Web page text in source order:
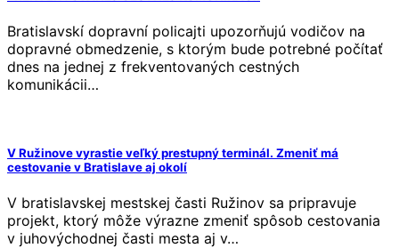
Bratislavskí dopravní policajti upozorňujú vodičov na
dopravné obmedzenie, s ktorým bude potrebné počítať
dnes na jednej z frekventovaných cestných
komunikácii…
V Ružinove vyrastie veľký prestupný terminál. Zmeniť má
cestovanie v Bratislave aj okolí
V bratislavskej mestskej časti Ružinov sa pripravuje
projekt, ktorý môže výrazne zmeniť spôsob cestovania
v juhovýchodnej časti mesta aj v…